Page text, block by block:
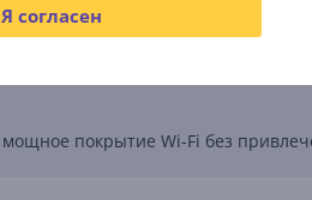
Я согласен
расширить сеть. Кроме того,
покрытие Wi-Fi без